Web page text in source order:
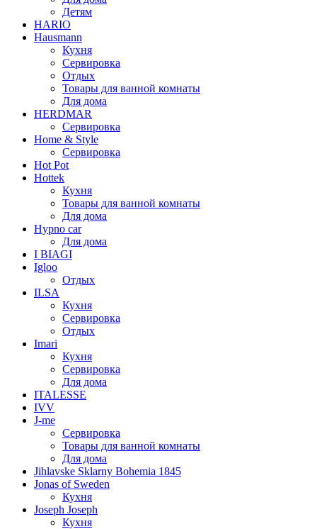
Детям
HARIO
Hausmann
Кухня
Сервировка
Отдых
Товары для ванной комнаты
Для дома
HERDMAR
Сервировка
Home & Style
Сервировка
Hot Pot
Hottek
Кухня
Товары для ванной комнаты
Для дома
Hypno car
Для дома
I BIAGI
Igloo
Отдых
ILSA
Кухня
Сервировка
Отдых
Imari
Кухня
Сервировка
Для дома
ITALESSE
IVV
J-me
Сервировка
Товары для ванной комнаты
Для дома
Jihlavske Sklarny Bohemia 1845
Jonas of Sweden
Кухня
Joseph Joseph
Кухня